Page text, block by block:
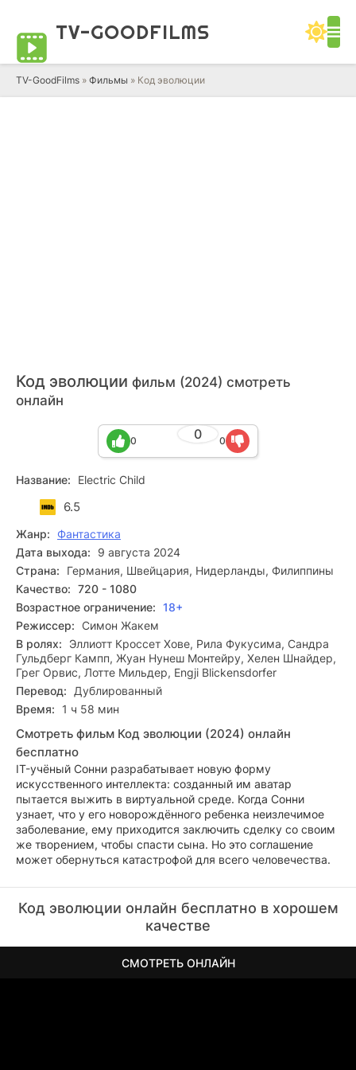
TV-GOODFILMS
TV-GoodFilms » Фильмы » Код эволюции
Код эволюции фильм (2024) смотреть
онлайн
0
0 0
Название: Electric Child
6.5
Жанр:
Фантастика
Дата выхода:
9 августа 2024
Страна:
Германия, Швейцария, Нидерланды, Филиппины
Качество: 720 - 1080
Возрастное ограничение: 18+
Режиссер: Симон Жакем
В ролях:
Эллиотт Кроссет Хове, Рила Фукусима, Сандра
Гульдберг Кампп, Жуан Нунеш Монтейру, Хелен Шнайдер,
Грег Орвис, Лотте Мильдер, Engji Blickensdorfer
Перевод:
Дублированный
Время:
1 ч 58 мин
Смотреть фильм Код эволюции (2024) онлайн
бесплатно
IT-учёный Сонни разрабатывает новую форму
искусственного интеллекта: созданный им аватар
пытается выжить в виртуальной среде. Когда Сонни
узнает, что у его новорождённого ребенка неизлечимое
заболевание, ему приходится заключить сделку со своим
же творением, чтобы спасти сына. Но это соглашение
может обернуться катастрофой для всего человечества.
Код эволюции онлайн бесплатно в хорошем
качестве
СМОТРЕТЬ ОНЛАЙН